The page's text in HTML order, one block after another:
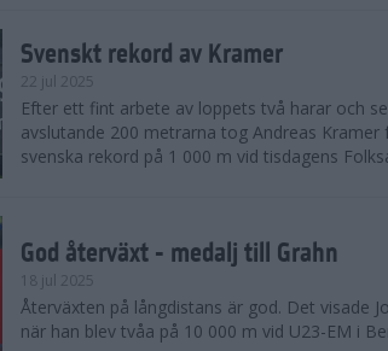
Svenskt rekord av Kramer
22 jul 2025
Efter ett fint arbete av loppets två harar och
avslutande 200 metrarna tog Andreas
svenska rekord på 1 000 m vid tisdagens
God återväxt - medalj till Grahn
18 jul 2025
Återväxten på långdistans är god. Det visade
när han blev tvåa på 10 000 m vid U23-EM i